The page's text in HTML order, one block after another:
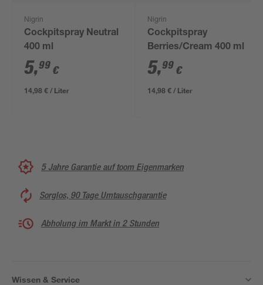
Nigrin
Cockpitspray Neutral
400 ml
5,99 €
14,98 € / Liter
Nigrin
Cockpitspray
Berries/Cream 400 ml
5,99 €
14,98 € / Liter
5 Jahre Garantie auf toom Eigenmarken
Sorglos, 90 Tage Umtauschgarantie
Abholung im Markt in 2 Stunden
Wissen & Service